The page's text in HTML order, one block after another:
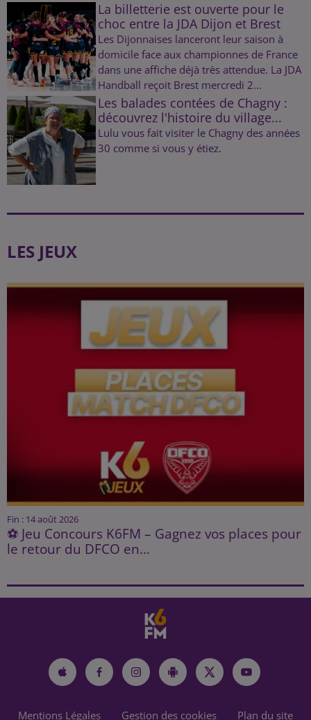
La billetterie est ouverte pour le
choc entre la JDA Dijon et Brest
Les Dijonnaises lanceront leur saison à
domicile face aux championnes de France
dans une affiche déjà très attendue. La JDA
Handball reçoit Brest mercredi 2...
Les balades contées de Chagny :
découvrez l'histoire du village...
Lulu vous fait visiter le Chagny des années
30 comme si vous y étiez.
LES JEUX
Fin : 14 août 2026
⚽ Jeu Concours K6FM – Gagnez vos places pour
le retour du DFCO en...
Mentions Légales Gestion des cookies Plan du site